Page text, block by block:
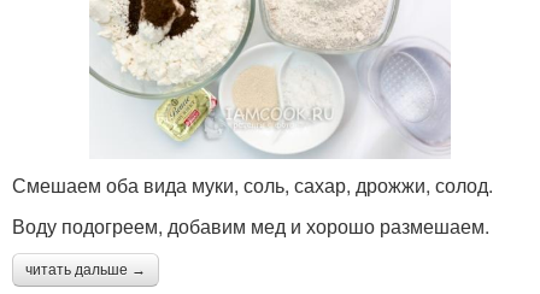
Смешаем оба вида муки, соль, сахар, дрожжи, солод.
Воду подогреем, добавим мед и хорошо размешаем.
читать дальше →